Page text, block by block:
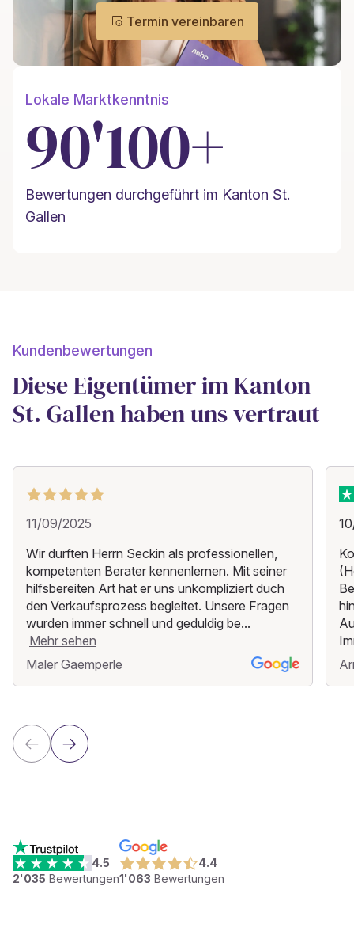
Termin vereinbaren
Lokale Marktkenntnis
90'100+
Bewertungen durchgeführt im Kanton St.
Gallen
Kundenbewertungen
Diese Eigentümer im Kanton
St. Gallen haben uns vertraut
11/09/2025
Wir durften Herrn Seckin als professionellen,
kompetenten Berater kennenlernen. Mit seiner
hilfsbereiten Art hat er uns unkompliziert duch
den Verkaufsprozess begleitet. Unsere Fragen
wurden immer schnell und geduldig be...
Mehr sehen
Maler Gaemperle
4.5
2'035 Bewertungen
4.4
1'063 Bewertungen